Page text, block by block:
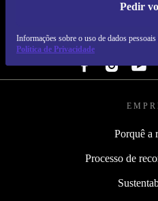
Pedir
Informações sobre o uso de dados
Política de Privacidade
REFURBED
Porquê a
Processo de